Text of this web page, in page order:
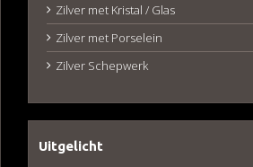
Zilver met Kristal / Glas
Zilver met Porselein
Zilver Schepwerk
Uitgelicht